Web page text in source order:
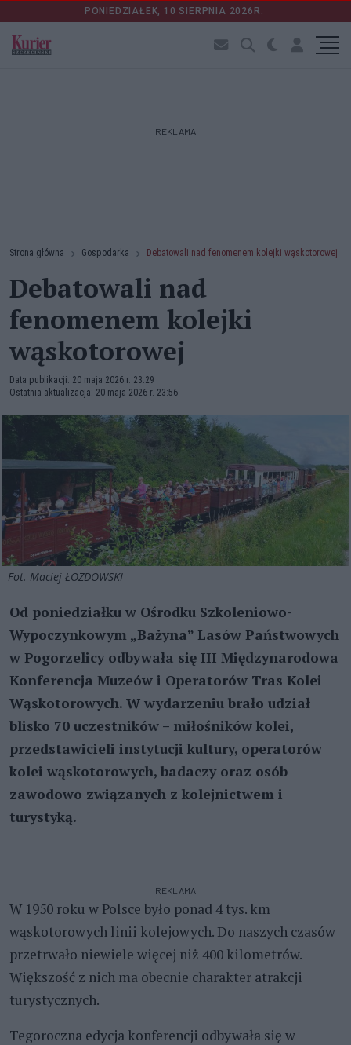
PONIEDZIAŁEK, 10 SIERPNIA 2026R.
REKLAMA
Strona główna Gospodarka Debatowali nad fenomenem kolejki wąskotorowej
Debatowali nad
fenomenem kolejki
wąskotorowej
Data publikacji: 20 maja 2026 r. 23:29
Ostatnia aktualizacja: 20 maja 2026 r. 23:56
Fot. Maciej ŁOZDOWSKI
Od poniedziałku w Ośrodku Szkoleniowo-
Wypoczynkowym „Bażyna” Lasów Państwowych
w Pogorzelicy odbywała się III Międzynarodowa
Konferencja Muzeów i Operatorów Tras Kolei
Wąskotorowych. W wydarzeniu brało udział
blisko 70 uczestników – miłośników kolei,
przedstawicieli instytucji kultury, operatorów
kolei wąskotorowych, badaczy oraz osób
zawodowo związanych z kolejnictwem i
turystyką.
REKLAMA
W 1950 roku w Polsce było ponad 4 tys. km
wąskotorowych linii kolejowych. Do naszych czasów
przetrwało niewiele więcej niż 400 kilometrów.
Większość z nich ma obecnie charakter atrakcji
turystycznych.
Tegoroczna edycja konferencji odbywała się w